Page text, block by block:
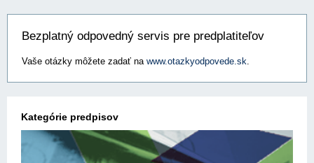
Bezplatný odpovedný servis pre predplatiteľov
Vaše otázky môžete zadať na www.otazkyodpovede.sk.
Kategórie predpisov